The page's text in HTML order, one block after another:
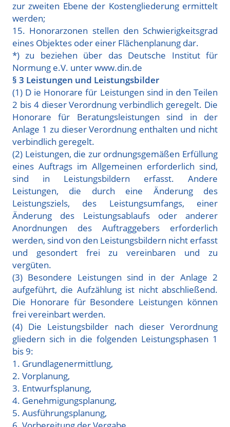
zur zweiten Ebene der Kostengliederung ermittelt
werden;
15. Honorarzonen stellen den Schwierigkeitsgrad
eines Objektes oder einer Flächenplanung dar.
*) zu beziehen über das Deutsche Institut für
Normung e.V. unterwww.din.de
§ 3 Leistungen und Leistungsbilder
(1) D ie Honorare für Leistungen sind in den Teilen
2 bis 4 dieser Verordnung verbindlich geregelt. Die
Honorare für Beratungsleistungen sind in der
Anlage 1 zu dieser Verordnung enthalten und nicht
verbindlich geregelt.
(2) Leistungen, die zur ordnungsgemäßen Erfüllung
eines Auftrags im Allgemeinen erforderlich sind,
sind in Leistungsbildern erfasst. Andere
Leistungen, die durch eine Änderung des
Leistungsziels, des Leistungsumfangs, einer
Änderung des Leistungsablaufs oder anderer
Anordnungen des Auftraggebers erforderlich
werden, sind von den Leistungsbildern nicht erfasst
und gesondert frei zu vereinbaren und zu
vergüten.
(3) Besondere Leistungen sind in der Anlage 2
aufgeführt, die Aufzählung ist nicht abschließend.
Die Honorare für Besondere Leistungen können
frei vereinbart werden.
(4) Die Leistungsbilder nach dieser Verordnung
gliedern sich in die folgenden Leistungsphasen 1
bis 9:
1. Grundlagenermittlung,
2. Vorplanung,
3. Entwurfsplanung,
4. Genehmigungsplanung,
5. Ausführungsplanung,